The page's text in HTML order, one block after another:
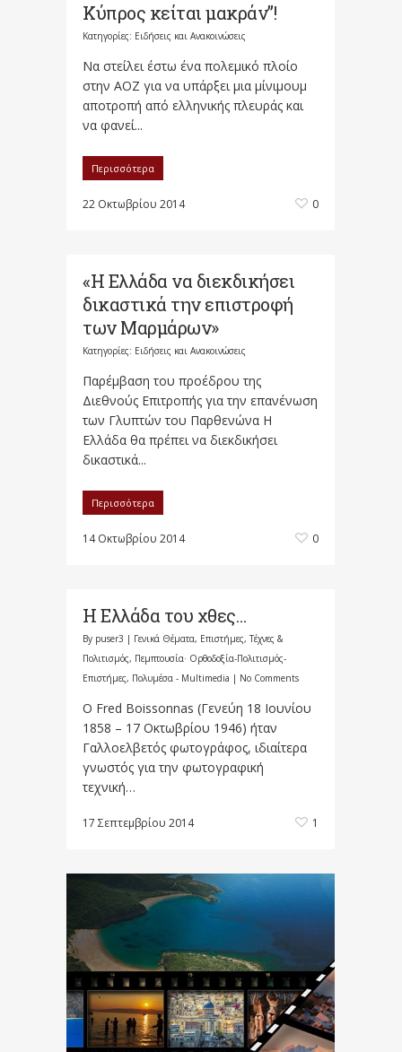
Κύπρος κείται μακράν”!
Κατηγορίες: Ειδήσεις και Ανακοινώσεις
Να στείλει έστω ένα πολεμικό πλοίο
στην ΑΟΖ για να υπάρξει μια μίνιμουμ
αποτροπή από ελληνικής πλευράς και
να φανεί...
Περισσότερα
22 Οκτωβρίου 2014 0
«Η Ελλάδα να διεκδικήσει
δικαστικά την επιστροφή
των Μαρμάρων»
Κατηγορίες: Ειδήσεις και Ανακοινώσεις
Παρέμβαση του προέδρου της
Διεθνούς Επιτροπής για την επανένωση
των Γλυπτών του Παρθενώνα Η
Ελλάδα θα πρέπει να διεκδικήσει
δικαστικά...
Περισσότερα
14 Οκτωβρίου 2014 0
Η Ελλάδα του χθες…
By puser3 | Γενικά Θέματα, Επιστήμες, Τέχνες &
Πολιτισμός, Πεμπτουσία· Ορθοδοξία-Πολιτισμός-
Επιστήμες, Πολυμέσα - Multimedia | No Comments
Ο Fred Boissonnas (Γενεύη 18 Ιουνίου
1858 – 17 Οκτωβρίου 1946) ήταν
Γαλλοελβετός φωτογράφος, ιδιαίτερα
γνωστός για την φωτογραφική
τεχνική…
17 Σεπτεμβρίου 2014 1